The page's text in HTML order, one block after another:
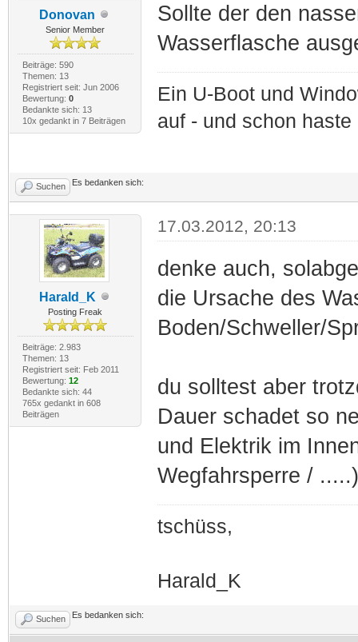
Donovan
Senior Member
Beiträge: 590
Themen: 13
Registriert seit: Jun 2006
Bewertung: 0
Bedankte sich: 13
10x gedankt in 7 Beiträgen
Sollte der den
Wasserflasche
Ein U-Boot und
auf - und schon
Suchen Es bedanken sich:
Harald_K
Posting Freak
Beiträge: 2.983
Themen: 13
Registriert seit: Feb 2011
Bewertung: 12
Bedankte sich: 44
765x gedankt in 608
Beiträgen
17.03.2012, 20:13
denke auch,
die Ursache des
Boden/Schweller/
du solltest aber
Dauer schadet so
und Elektrik im
Wegfahrsperre / .....)
tschüss,
Harald_K
Suchen Es bedanken sich: